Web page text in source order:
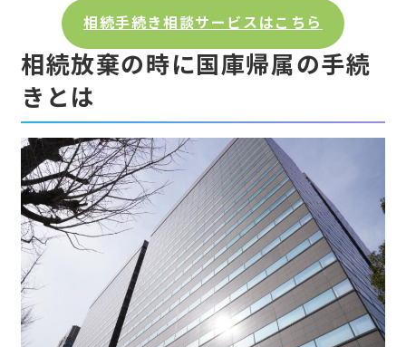
相続手続き相談サービスはこちら
相続放棄の時に国庫帰属の手続
きとは